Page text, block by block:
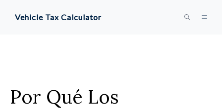
Vehicle Tax Calculator
Por Qué Los